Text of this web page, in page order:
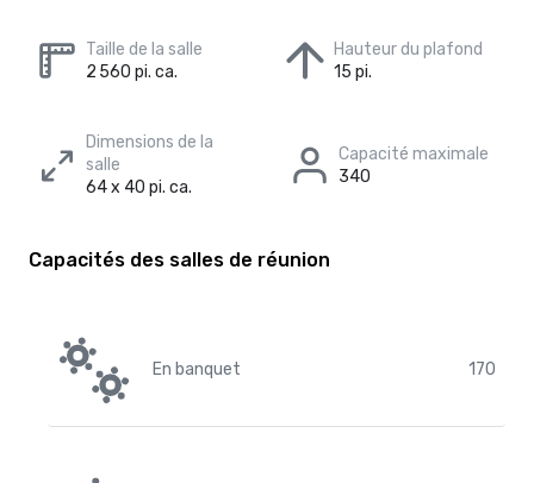
Taille de la salle
2 560 pi. ca.
Hauteur du plafond
15 pi.
Dimensions de la
salle
64 x 40 pi. ca.
Capacité maximale
340
Capacités des salles de réunion
En banquet 170